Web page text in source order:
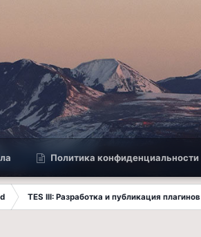
Политика конфиденциальности
TES III: Разработка и публикация плагинов